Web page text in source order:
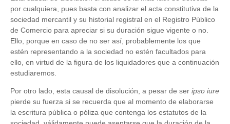
por cualquiera, pues basta con analizar el acta constitutiva de la
sociedad mercantil y su historial registral en el Registro Público
de Comercio para apreciar si su duración sigue vigente o no.
Ello, porque en caso de no ser así, probablemente los que
estén representando a la sociedad no estén facultados para
ello, en virtud de la figura de los liquidadores que a continuación
estudiaremos.
Por otro lado, esta causal de disolución, a pesar de ser ipso iure
pierde su fuerza si se recuerda que al momento de elaborarse
la escritura pública o póliza que contenga los estatutos de la